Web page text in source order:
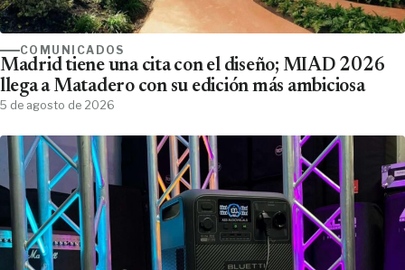
COMUNICADOS
Madrid tiene una cita con el diseño; MIAD 2026
llega a Matadero con su edición más ambiciosa
5 de agosto de 2026